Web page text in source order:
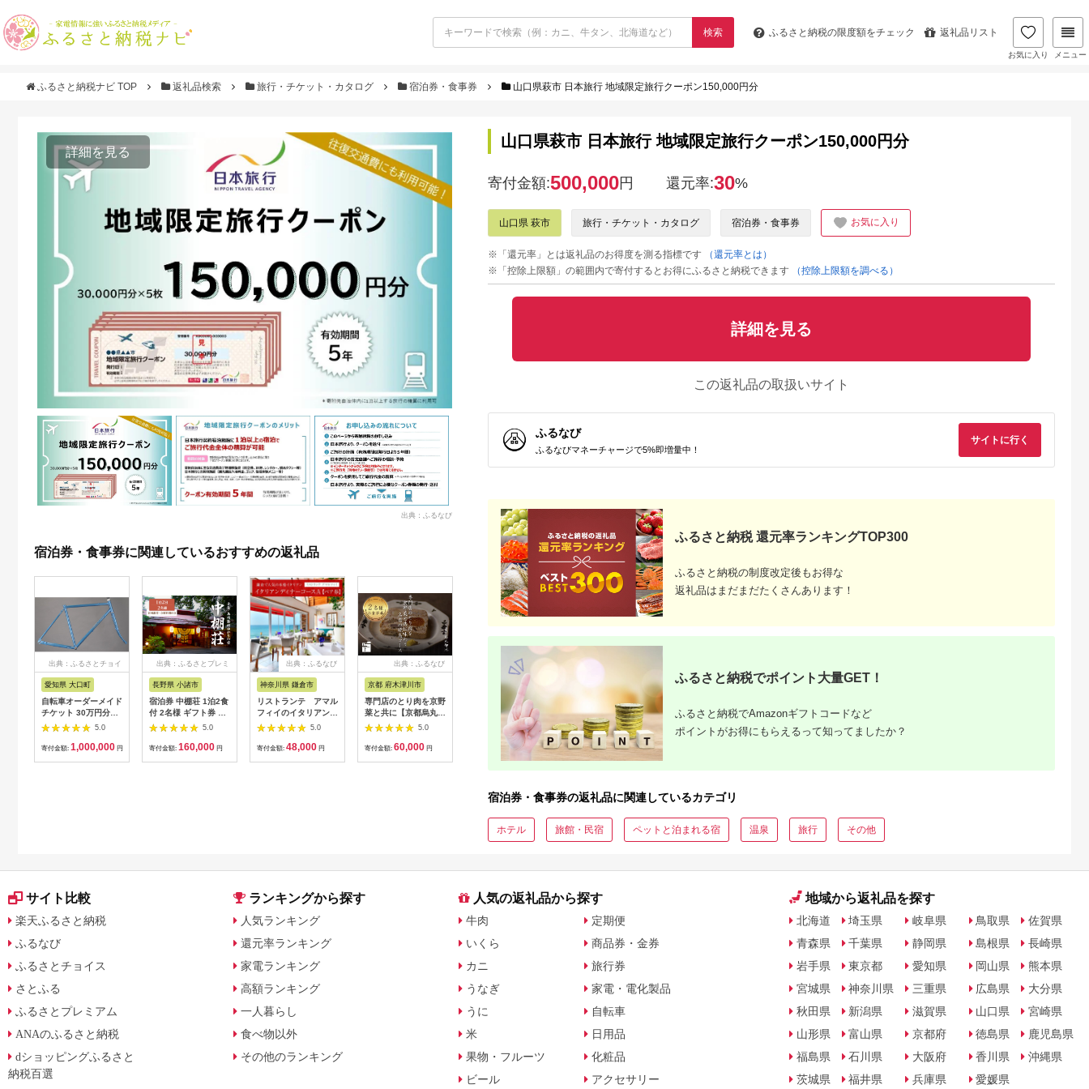
検索 ふるさと納税の限度額をチェック 返礼品リスト
お気に入り メニュー
ふるさと納税ナビ TOP 返礼品検索 旅行・チケット・カタログ 宿泊券・食事券 山口県萩市 日本旅行 地域限定旅行クーポン150,000円分
詳細を見る
出典：ふるなび
宿泊券・食事券に関連しているおすすめの返礼品
出典：ふるさとチョイ
愛知県 大口町
自転車オーダーメイド
チケット 30万円分
【1360365】
5.0
寄付金額: 1,000,000 円
出典：ふるさとプレミ
長野県 小諸市
宿泊券 中棚荘 1泊2食
付 2名様 ギフト券 チ
ケット 券 宿泊 旅行
5.0
寄付金額: 160,000 円
出典：ふるなび
神奈川県 鎌倉市
リストランテ アマル
フィイのイタリアンデ
ィナーコースA ペア
5.0
寄付金額: 48,000 円
出典：ふるなび
京都 府木津川市
専門店のとり肉を京野
菜と共に【京都烏丸御
池】で味わう2名様焼
鳥コースお食事券
064-15
5.0
寄付金額: 60,000 円
出典：ふるなび
界 雲仙 ふるさと納
税宿泊ギフト券
（15,000円）【星野
リゾート】
5.0
50,000
埼玉県 飯能市
【BlueTarp】ランチ
お食事券(ペア) チケッ
ト HNNC001
5.0
寄付金額:14,000円
ス
宮崎県 都城市
ラブ購入補助券
300,000円_GI-
C701_(都城市) ゴルフ
ソン クリーブランド
アイアン ドライバー
フェアウェイウッド
ジ 最新モデル
5.0
ス
群馬県 長野原町
周辺ほか町内各所で利
用可能な長野原町ふる
さと感謝券（3,000円
5.0
山口県萩市 日本旅行 地域限定旅行クーポン150,000円分
寄付金額:500,000円 還元率:30%
山口県 萩市 旅行・チケット・カタログ 宿泊券・食事券 お気に入り
※「還元率」とは返礼品のお得度を測る指標です
（還元率とは）
※「控除上限額」の範囲内で寄付するとお得にふるさと納税できます
（控除上限額を調べる）
詳細を見る
この返礼品の取扱いサイト
ふるなび
ふるなびマネーチャージで5%即増量中！
サイトに行く
ふるさと納税 還元率ランキングTOP300
ふるさと納税の制度改定後もお得な
返礼品はまだまだたくさんあります！
ふるさと納税でポイント大量GET！
ふるさと納税でAmazonギフトコードなど
ポイントがお得にもらえるって知ってましたか？
宿泊券・食事券の返礼品に関連しているカテゴリ
ホテル 旅館・民宿 ペットと泊まれる宿 温泉 旅行 その他
サイト比較
楽天ふるさと納税
ふるなび
ふるさとチョイス
さとふる
ふるさとプレミアム
ANAのふるさと納税
dショッピングふるさと
納税百選
ランキングから探す
人気ランキング
還元率ランキング
家電ランキング
高額ランキング
一人暮らし
食べ物以外
その他のランキング
人気の返礼品から探す
牛肉
いくら
カニ
うなぎ
うに
米
果物・フルーツ
ビール
定期便
商品券・金券
旅行券
家電・電化製品
自転車
日用品
化粧品
アクセサリー
地域から返礼品を探す
北海道
青森県
岩手県
宮城県
秋田県
山形県
福島県
茨城県
埼玉県
千葉県
東京都
神奈川県
新潟県
富山県
石川県
福井県
岐阜県
静岡県
愛知県
三重県
滋賀県
京都府
大阪府
兵庫県
鳥取県
島根県
岡山県
広島県
山口県
徳島県
香川県
愛媛県
佐賀県
長崎県
熊本県
大分県
宮崎県
鹿児島県
沖縄県